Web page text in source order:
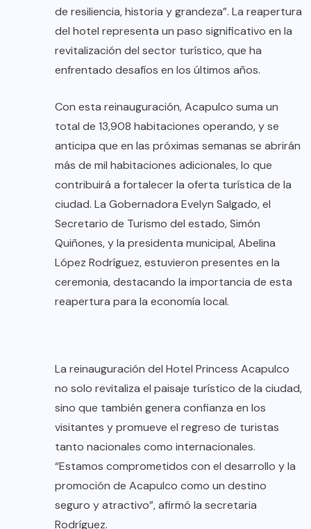
de resiliencia, historia y grandeza”. La reapertura
del hotel representa un paso significativo en la
revitalización del sector turístico, que ha
enfrentado desafíos en los últimos años.
Con esta reinauguración, Acapulco suma un
total de 13,908 habitaciones operando, y se
anticipa que en las próximas semanas se abrirán
más de mil habitaciones adicionales, lo que
contribuirá a fortalecer la oferta turística de la
ciudad. La Gobernadora Evelyn Salgado, el
Secretario de Turismo del estado, Simón
Quiñones, y la presidenta municipal, Abelina
López Rodríguez, estuvieron presentes en la
ceremonia, destacando la importancia de esta
reapertura para la economía local.
La reinauguración del Hotel Princess Acapulco
no solo revitaliza el paisaje turístico de la ciudad,
sino que también genera confianza en los
visitantes y promueve el regreso de turistas
tanto nacionales como internacionales.
“Estamos comprometidos con el desarrollo y la
promoción de Acapulco como un destino
seguro y atractivo”, afirmó la secretaria
Rodríguez.